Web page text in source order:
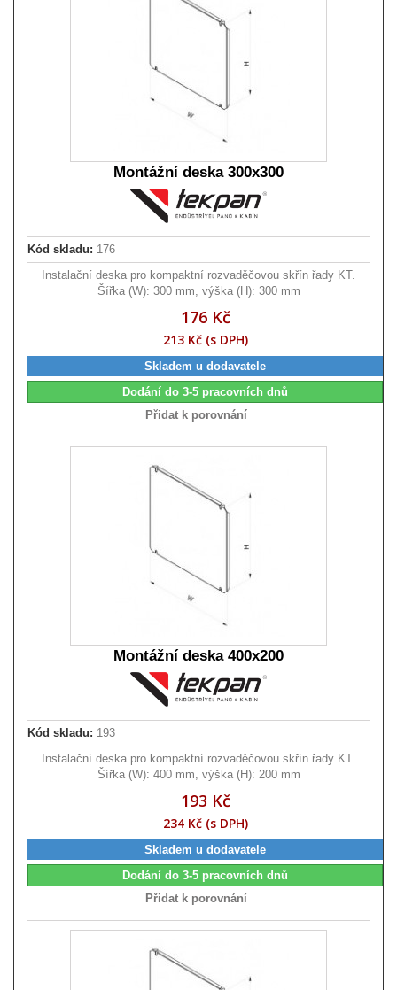
Montážní deska 300x300
Kód skladu: 176
Instalační deska pro kompaktní rozvaděčovou skřín řady KT.
Šířka (W): 300 mm, výška (H): 300 mm
176 Kč
213 Kč (s DPH)
Skladem u dodavatele
Dodání do 3-5 pracovních dnů
Přidat k porovnání
Montážní deska 400x200
Kód skladu: 193
Instalační deska pro kompaktní rozvaděčovou skřín řady KT.
Šířka (W): 400 mm, výška (H): 200 mm
193 Kč
234 Kč (s DPH)
Skladem u dodavatele
Dodání do 3-5 pracovních dnů
Přidat k porovnání